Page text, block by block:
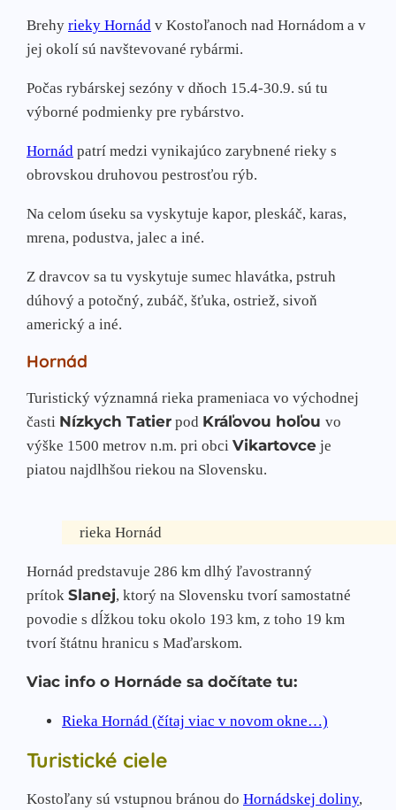
Brehy rieky Hornád v Kostoľanoch nad Hornádom a v
jej okolí sú navštevované rybármi.
Počas rybárskej sezóny v dňoch 15.4-30.9. sú tu
výborné podmienky pre rybárstvo.
Hornád patrí medzi vynikajúco zarybnené rieky s
obrovskou druhovou pestrosťou rýb.
Na celom úseku sa vyskytuje kapor, pleskáč, karas,
mrena, podustva, jalec a iné.
Z dravcov sa tu vyskytuje sumec hlavátka, pstruh
dúhový a potočný, zubáč, šťuka, ostriež, sivoň
americký a iné.
Hornád
Turistický významná rieka prameniaca vo východnej
časti Nízkych Tatier pod Kráľovou hoľou vo
výške 1500 metrov n.m. pri obci Vikartovce je
piatou najdlhšou riekou na Slovensku.
rieka Hornád
Hornád predstavuje 286 km dlhý ľavostranný
prítok Slanej, ktorý na Slovensku tvorí samostatné
povodie s dĺžkou toku okolo 193 km, z toho 19 km
tvorí štátnu hranicu s Maďarskom.
Viac info o Hornáde sa dočítate tu:
Rieka Hornád (čítaj viac v novom okne…)
Turistické ciele
Kostoľany sú vstupnou bránou do Hornádskej doliny,